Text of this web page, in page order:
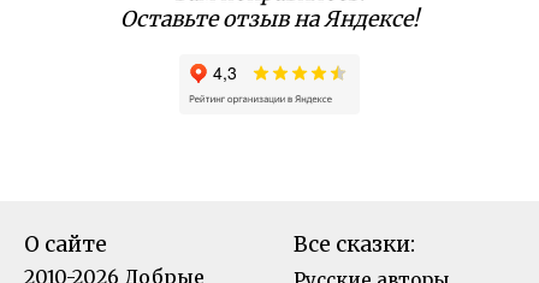
Оставьте отзыв на Яндексе!
О сайте
2010-2026 Добрые
Все сказки: